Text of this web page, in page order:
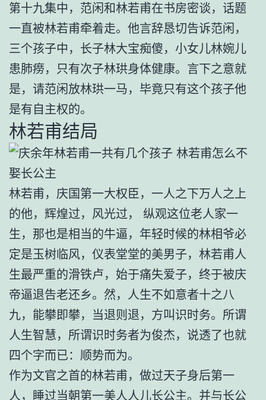
第十九集中，范闲和林若甫在书房密谈，话题
一直被林若甫牵着走。他言辞恳切告诉范闲，
三个孩子中，长子林大宝痴傻，小女儿林婉儿
患肺痨，只有次子林珙身体健康。言下之意就
是，请范闲放林珙一马，毕竟只有这个孩子他
是有自主权的。
林若甫结局
林若甫，庆国第一大权臣，一人之下万人之上
的他，辉煌过，风光过， 纵观这位老人家一
生，那也是相当的牛逼，年轻时候的林相爷必
定是玉树临风，仪表堂堂的美男子，林若甫人
生最严重的滑铁卢，始于痛失爱子，终于被庆
帝逼退告老还乡。然，人生不如意者十之八
九，能攀即攀，当退则退，方叫识时务。所谓
人生智慧，所谓识时务者为俊杰，说透了也就
四个字而已：顺势而为。
作为文官之首的林若甫，做过天子身后第一
人，睡过当朝第一美人人儿长公主。并与长公